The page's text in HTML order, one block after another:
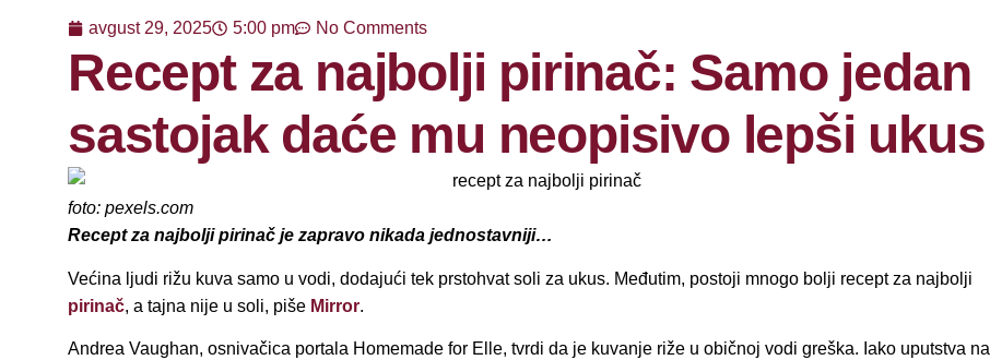
avgust 29, 2025 5:00 pm No Comments
Recept za najbolji pirinač: Samo jedan
sastojak daće mu neopisivo lepši ukus
foto: pexels.com
Recept za najbolji pirinač je zapravo nikada jednostavniji…
Većina ljudi rižu kuva samo u vodi, dodajući tek prstohvat soli za ukus. Međutim, postoji mnogo bolji recept za najbolji
pirinač, a tajna nije u soli, piše Mirror.
Andrea Vaughan, osnivačica portala Homemade for Elle, tvrdi da je kuvanje riže u običnoj vodi greška. Iako uputstva na